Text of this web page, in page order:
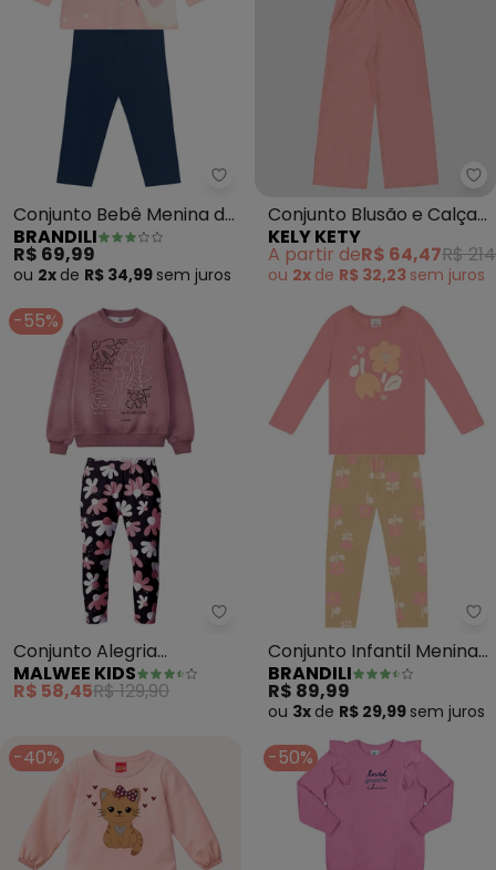
Brandili - Conjunto Bebê
Conjunto Bebê Menina de
Pinguim (Salmâo)
BRANDILI
R$ 69,99
ou 2x de R$ 34,99 sem juros
Conjunto Blusão e Calça
Pantalona (Rosa)
KELY KETY
A partir deR$ 64,47R$
ou 2x de R$ 32,23 sem juros
-55%
Malwee Kids - Conjunto Alegria
Conjunto Alegria
Florescer (Rosê)
MALWEE KIDS
R$ 58,45R$ 129,90
Conjunto Infantil Menina
de Flores (Rosa)
BRANDILI
R$ 89,99
ou 3x de R$ 29,99 sem juros
-40% -50%